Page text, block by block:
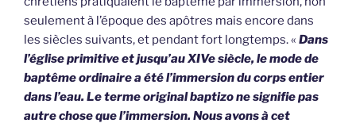
seulement à l’époque des apôtres mais encore dans
les siècles suivants, et pendant fort longtemps. « Dans
l’église primitive et jusqu’au XIVe siècle, le mode de
baptême ordinaire a été l’immersion du corps entier
dans l’eau. Le terme original baptizo ne signifie pas
autre chose que l’immersion. Nous avons à cet